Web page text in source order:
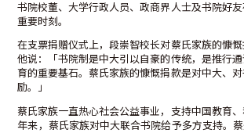
书院校董、大学行政人员、政商界人士及书院好
重要时刻。
在支票捐赠仪式上，段崇智校长对蔡氏家族的慷慨
他说：「书院制是中大引以自豪的传统，是推行
育的重要基石。蔡氏家族的慷慨捐款是对中大、
励。」
蔡氏家族一直热心社会公益事业，支持中国教育
年来，蔡氏家族对中大联合书院给予多方支持。